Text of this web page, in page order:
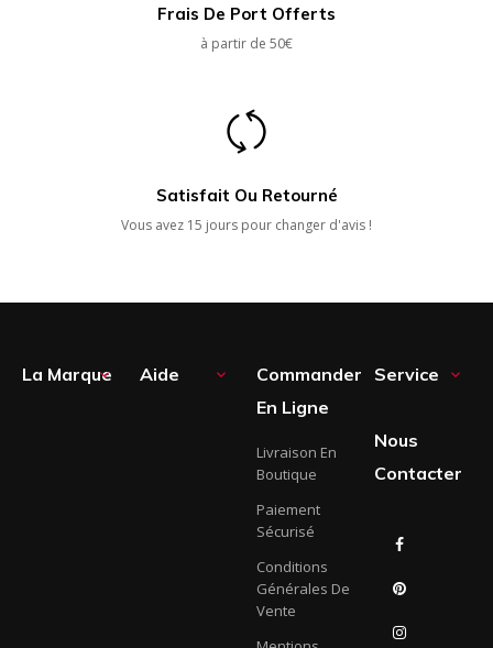
Frais De Port Offerts
à partir de 50€
Satisfait Ou Retourné
Vous avez 15 jours pour changer d'avis !
La Marque
 Aide 
Commander
En Ligne
Livraison En
Boutique
Paiement
Sécurisé
Conditions
Générales De
Vente
Service 
Nous
Contacter